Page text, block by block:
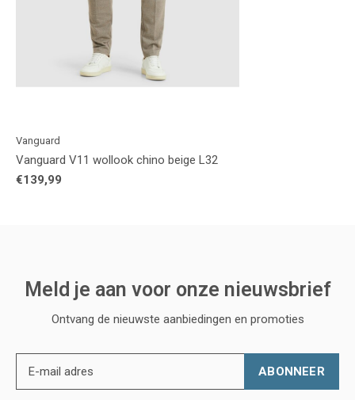
Vanguard
Vanguard V11 wollook chino beige L32
€139,99
Meld je aan voor onze nieuwsbrief
Ontvang de nieuwste aanbiedingen en promoties
ABONNEER